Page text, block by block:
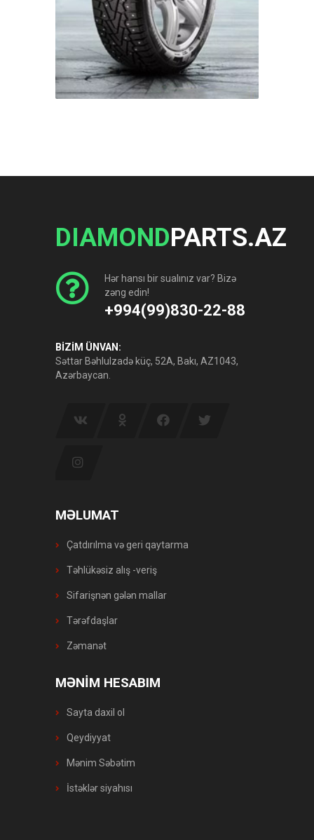
DIAMONDPARTS.AZ
Hər hansı bir sualınız var? Bizə
zəng edin!
+994(99)830-22-88
BİZİM ÜNVAN:
Səttar Bəhlulzadə küç, 52A, Bakı, AZ1043,
Azərbaycan.
MƏLUMAT
Çatdırılma və geri qaytarma
Təhlükəsiz alış -veriş
Sifarişnən gələn mallar
Tərəfdaşlar
Zəmanət
MƏNİM HESABIM
Sayta daxil ol
Qeydiyyat
Mənim Səbətim
İstəklər siyahısı